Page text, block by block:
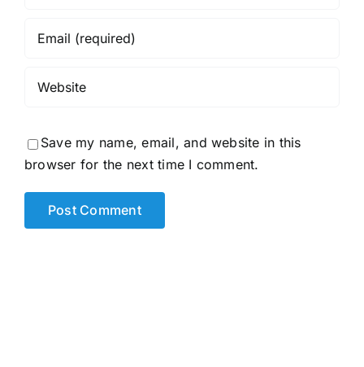
Save my name, email, and website in this
browser for the next time I comment.